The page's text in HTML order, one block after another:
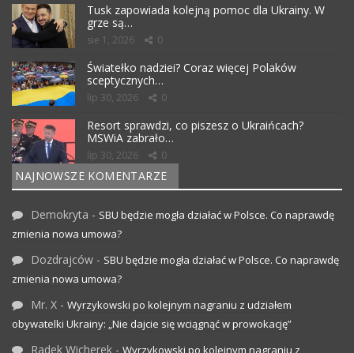
Tusk zapowiada kolejną pomoc dla Ukrainy. W
grze są…
sie 1, 2026 0
Światełko nadziei? Coraz więcej Polaków
sceptycznych…
lip 30, 2026 0
Resort sprawdzi, co piszesz o Ukraińcach?
MSWiA zabrało…
lip 30, 2026 0
NAJNOWSZE KOMENTARZE
Demokryta - SBU będzie mogła działać w Polsce. Co naprawdę
zmienia nowa umowa?
Dozdrajców - SBU będzie mogła działać w Polsce. Co naprawdę
zmienia nowa umowa?
Mr. X - Wyrzykowski po kolejnym nagraniu z udziałem
obywatelki Ukrainy: „Nie dajcie się wciągnąć w prowokację”
Radek Wicherek - Wyrzykowski po kolejnym nagraniu z